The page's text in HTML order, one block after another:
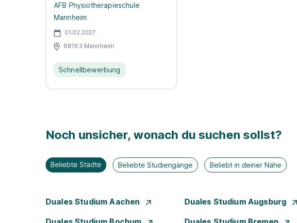
AFB Physiotherapieschule
Mannheim
01.02.2027
68163 Mannheim
Schnellbewerbung
Noch unsicher, wonach du suchen sollst?
Beliebte Städte Beliebte Studiengänge Beliebt in deiner Nähe
Duales Studium Aachen Duales Studium Augsburg